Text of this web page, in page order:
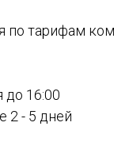
по тарифам
до 16:00
2 - 5 дней